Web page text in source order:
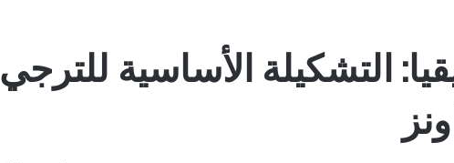
التشكيلة الأساسية للترجي